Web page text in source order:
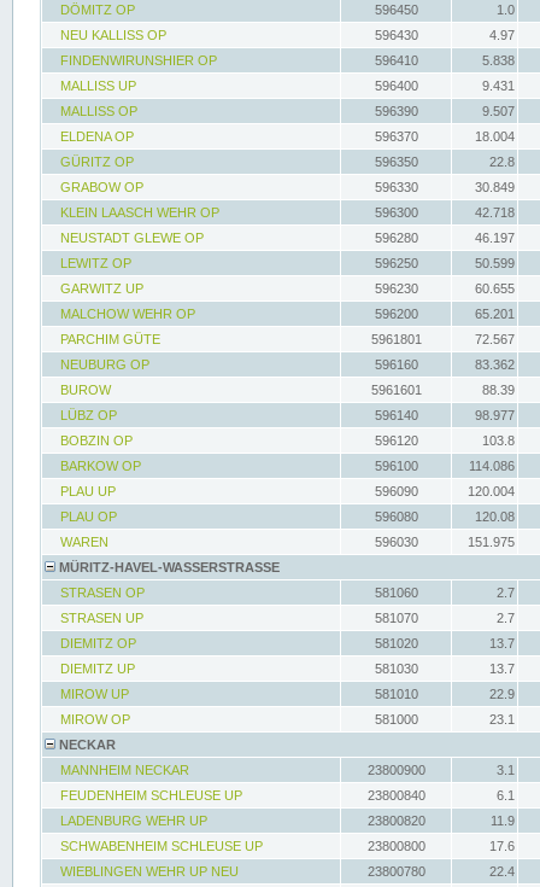
DÖMITZ OP
596450
1.0
NEU KALLISS OP
596430
4.97
FINDENWIRUNSHIER OP
596410
5.838
MALLISS UP
596400
9.431
MALLISS OP
596390
9.507
ELDENA OP
596370
18.004
GÜRITZ OP
596350
22.8
GRABOW OP
596330
30.849
KLEIN LAASCH WEHR OP
596300
42.718
NEUSTADT GLEWE OP
596280
46.197
LEWITZ OP
596250
50.599
GARWITZ UP
596230
60.655
MALCHOW WEHR OP
596200
65.201
PARCHIM GÜTE
5961801
72.567
NEUBURG OP
596160
83.362
BUROW
5961601
88.39
LÜBZ OP
596140
98.977
BOBZIN OP
596120
103.8
BARKOW OP
596100
114.086
PLAU UP
596090
120.004
PLAU OP
596080
120.08
WAREN
596030
151.975
MÜRITZ-HAVEL-WASSERSTRASSE
STRASEN OP
581060
2.7
STRASEN UP
581070
2.7
DIEMITZ OP
581020
13.7
DIEMITZ UP
581030
13.7
MIROW UP
581010
22.9
MIROW OP
581000
23.1
NECKAR
MANNHEIM NECKAR
23800900
3.1
FEUDENHEIM SCHLEUSE UP
23800840
6.1
LADENBURG WEHR UP
23800820
11.9
SCHWABENHEIM SCHLEUSE UP
23800800
17.6
WIEBLINGEN WEHR UP NEU
23800780
22.4